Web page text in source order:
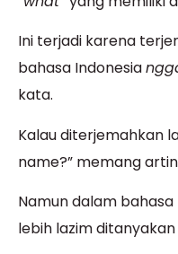
Ini terjadi karena
bahasa Indonesia
kata.
Kalau diterjemahkan
name?” memang
Namun dalam
lebih lazim